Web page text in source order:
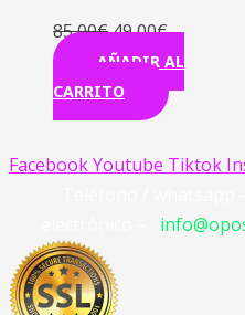
85,00€49,00€
AÑADIR AL
CARRITO
FacebookYoutube Tiktok